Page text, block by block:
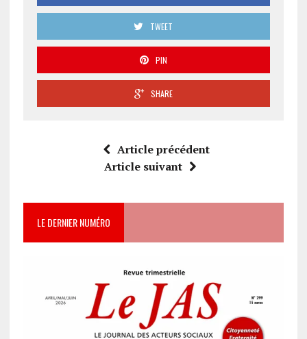
TWEET
PIN
SHARE
Article précédent
Article suivant
LE DERNIER NUMÉRO